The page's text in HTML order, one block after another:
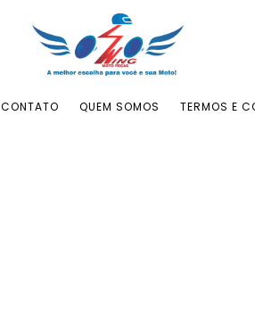
CONTATO QUEM SOMOS TERMOS E